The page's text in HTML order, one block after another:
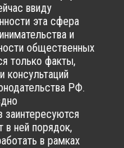
ввиду
эта сфера
и
общественных
только факты,
консультаций
РФ.
заинтересуются
в ней порядок,
в рамках